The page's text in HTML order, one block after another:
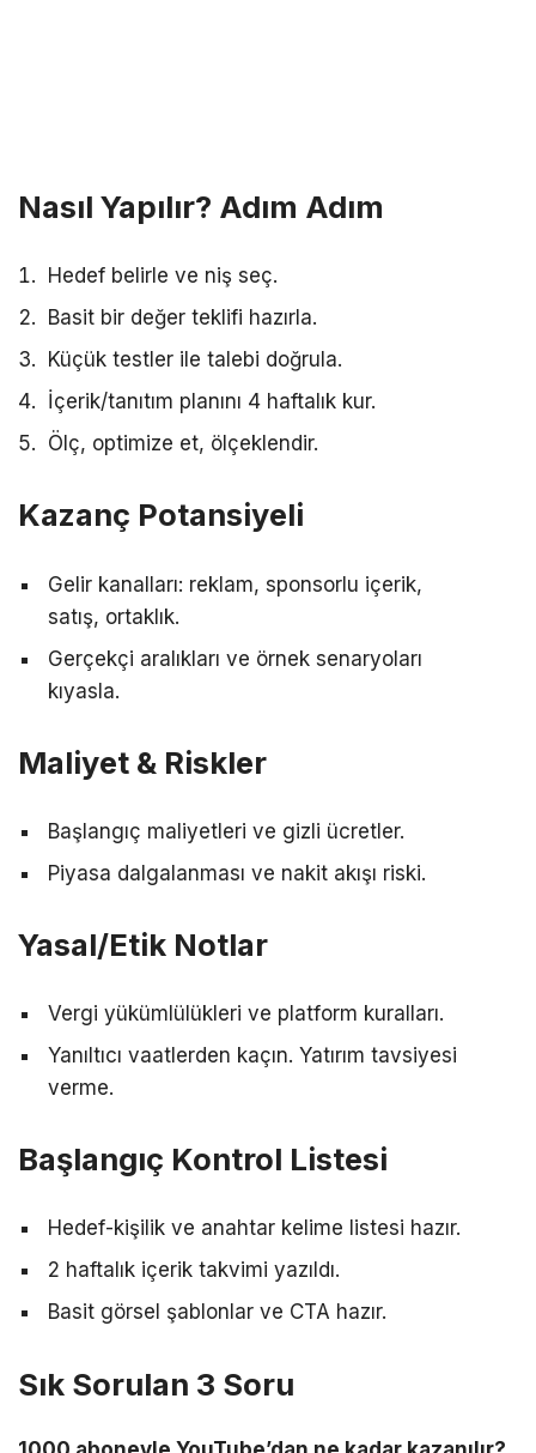
Nasıl Yapılır? Adım Adım
Hedef belirle ve niş seç.
Basit bir değer teklifi hazırla.
Küçük testler ile talebi doğrula.
İçerik/tanıtım planını 4 haftalık kur.
Ölç, optimize et, ölçeklendir.
Kazanç Potansiyeli
Gelir kanalları: reklam, sponsorlu içerik,
satış, ortaklık.
Gerçekçi aralıkları ve örnek senaryoları
kıyasla.
Maliyet & Riskler
Başlangıç maliyetleri ve gizli ücretler.
Piyasa dalgalanması ve nakit akışı riski.
Yasal/Etik Notlar
Vergi yükümlülükleri ve platform kuralları.
Yanıltıcı vaatlerden kaçın. Yatırım tavsiyesi
verme.
Başlangıç Kontrol Listesi
Hedef-kişilik ve anahtar kelime listesi hazır.
2 haftalık içerik takvimi yazıldı.
Basit görsel şablonlar ve CTA hazır.
Sık Sorulan 3 Soru